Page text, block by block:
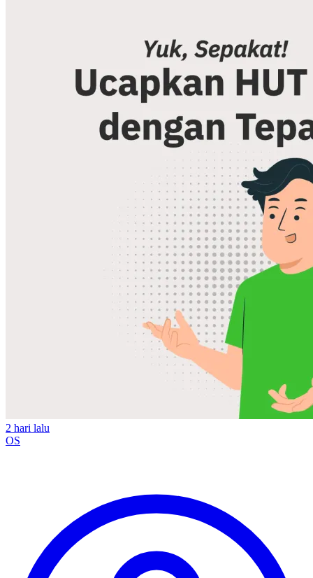
2 hari lalu
OS